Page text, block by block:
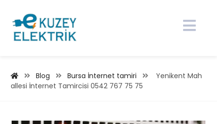
Blog Bursa İnternet tamiri
Yenikent Mah
allesi İnternet Tamircisi 0542 767 75 75